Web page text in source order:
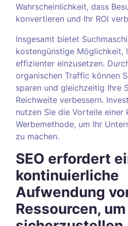
Wahrscheinlichkeit, dass
konvertieren und Ihr ROI
Insgesamt bietet
kostengünstige Möglichkeit,
effizienter einzusetzen.
organischen Traffic können
sparen und gleichzeitig Ihre
Reichweite verbessern.
nutzen Sie die Vorteile einer
Werbemethode, um Ihr
zu machen.
SEO erfordert
kontinuierliche
Aufwendung
Ressourcen, um